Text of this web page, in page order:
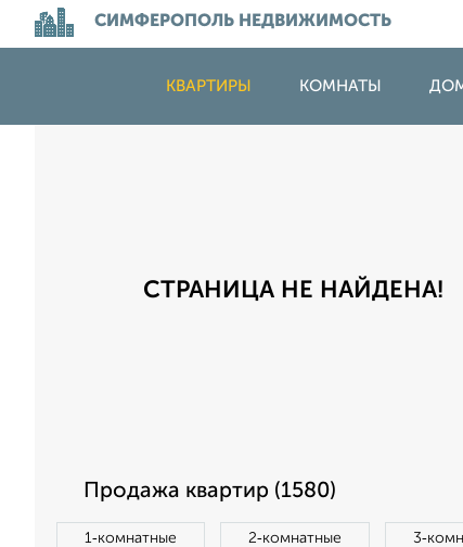
СИМФЕРОПОЛЬ НЕДВИЖИМОСТЬ
КВАРТИРЫ КОМНАТЫ
СТРАНИЦА НЕ НАЙДЕНА!
Продажа квартир (1580)
1‑комнатные 2‑комнатные